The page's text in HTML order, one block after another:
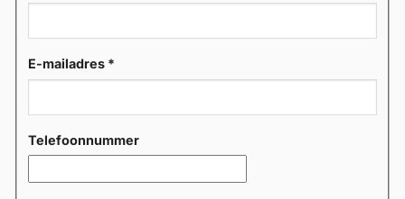
E-mailadres *
Telefoonnummer